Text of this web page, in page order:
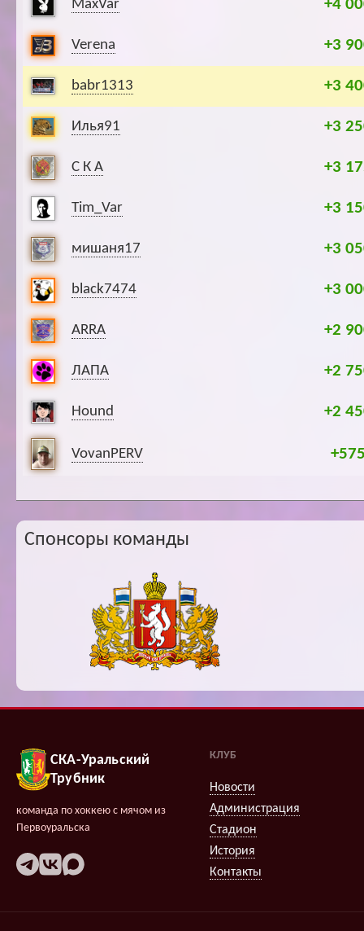
MaxVar +4
Verena +3
babr1313 +3
Илья91 +3
С К А +3
Tim_Var +3
мишаня17 +3
black7474 +3
ARRA +2
ЛАПА +2
Hound +2
VovanPERV
Спонсоры команды
СКА-Уральский
Трубник
команда по хоккею с мячом из
Первоуральска
КЛУБ
Новости
Администрация
Стадион
История
Контакты